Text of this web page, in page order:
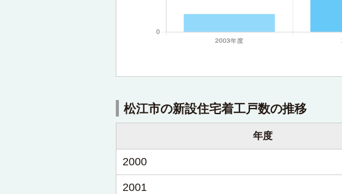
松江市の新設住宅着工戸数の推移
年度
2000
2001